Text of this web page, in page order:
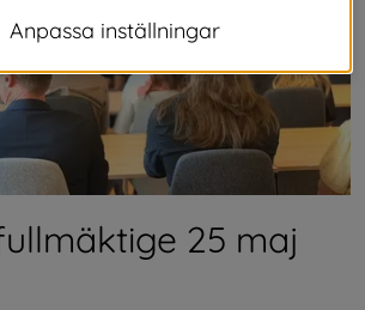
25 maj
Anpassa inställningar